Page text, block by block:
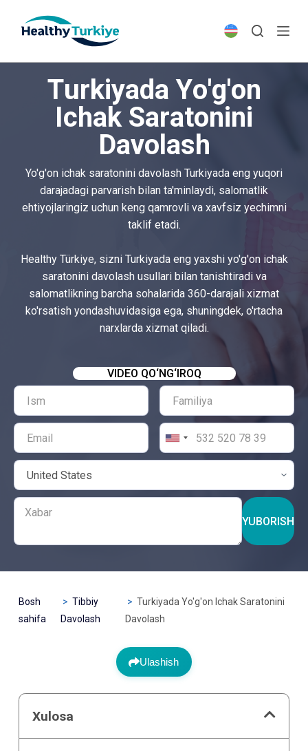
p
Turkiyada Yo'g'on
Ichak Saratonini
Davolash
Yo'g'on ichak saratonini davolash Turkiyada eng yuqori
darajadagi parvarish bilan ta'minlaydi, salomatlik
ehtiyojlaringiz uchun keng qamrovli va xavfsiz yechimni
taklif etadi.
Healthy Türkiye, sizni Turkiyada eng yaxshi yo'g'on ichak
saratonini davolash usullari bilan tanishtiradi va
salomatlikning barcha sohalarida 360-darajali xizmat
ko'rsatish yondashuvidasiga ega, shuningdek, o'rtacha
narxlarda xizmat qiladi.
VIDEO QO‘NG‘IROQ
YUBORISH
Bosh
sahifa
Tibbiy
Davolash
Turkiyada Yo'g'on Ichak Saratonini
Davolash
Ulashish
Xulosa